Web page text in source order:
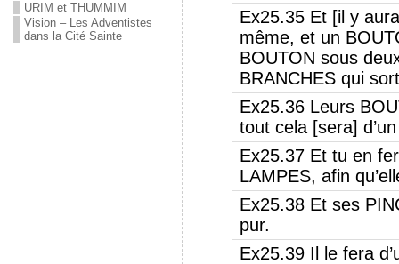
URIM et THUMMIM
Vision – Les Adventistes
dans la Cité Sainte
Ex25.35 Et [il y
même, et un
BOUTON sous
BRANCHES qui
Ex25.36 Leurs
tout cela [sera]
Ex25.37 Et tu en
LAMPES, afin
Ex25.38 Et ses
pur.
Ex25.39 Il le fera